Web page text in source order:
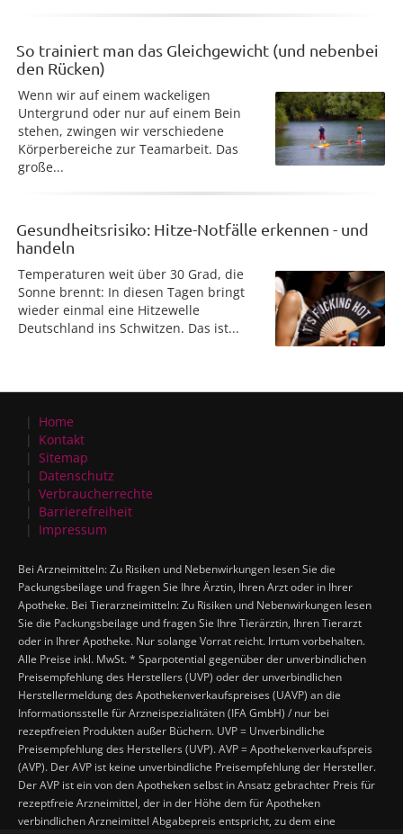
So trainiert man das Gleichgewicht (und nebenbei
den Rücken)
Wenn wir auf einem wackeligen
Untergrund oder nur auf einem Bein
stehen, zwingen wir verschiedene
Körperbereiche zur Teamarbeit. Das
große...
Gesundheitsrisiko: Hitze-Notfälle erkennen - und
handeln
Temperaturen weit über 30 Grad, die
Sonne brennt: In diesen Tagen bringt
wieder einmal eine Hitzewelle
Deutschland ins Schwitzen. Das ist...
Home
Kontakt
Sitemap
Datenschutz
Verbraucherrechte
Barrierefreiheit
Impressum
Bei Arzneimitteln: Zu Risiken und Nebenwirkungen lesen Sie die
Packungsbeilage und fragen Sie Ihre Ärztin, Ihren Arzt oder in Ihrer
Apotheke. Bei Tierarzneimitteln: Zu Risiken und Nebenwirkungen lesen
Sie die Packungsbeilage und fragen Sie Ihre Tierärztin, Ihren Tierarzt
oder in Ihrer Apotheke. Nur solange Vorrat reicht. Irrtum vorbehalten.
Alle Preise inkl. MwSt. * Sparpotential gegenüber der unverbindlichen
Preisempfehlung des Herstellers (UVP) oder der unverbindlichen
Herstellermeldung des Apothekenverkaufspreises (UAVP) an die
Informationsstelle für Arzneispezialitäten (IFA GmbH) / nur bei
rezeptfreien Produkten außer Büchern. UVP = Unverbindliche
Preisempfehlung des Herstellers (UVP). AVP = Apothekenverkaufspreis
(AVP). Der AVP ist keine unverbindliche Preisempfehlung der Hersteller.
Der AVP ist ein von den Apotheken selbst in Ansatz gebrachter Preis für
rezeptfreie Arzneimittel, der in der Höhe dem für Apotheken
verbindlichen Arzneimittel Abgabepreis entspricht, zu dem eine